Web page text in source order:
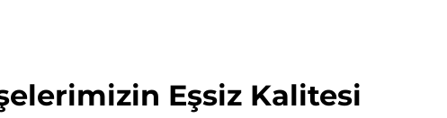
Eşsiz Kalitesi